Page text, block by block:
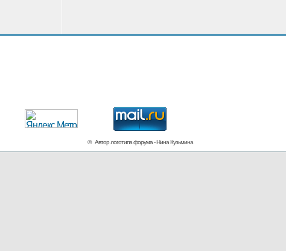
© Автор логотипа форума - Нина Кузьмина